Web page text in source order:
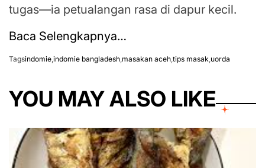
tugas—ia petualangan rasa di dapur kecil.
Baca Selengkapnya…
Tagsindomie indomie bangladesh masakan aceh tips masak uorda
YOU MAY ALSO LIKE